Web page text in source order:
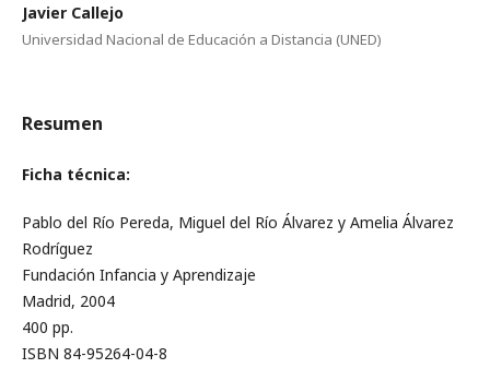
Javier Callejo
Universidad Nacional de Educación a Distancia (UNED)
Resumen
Ficha técnica:
Pablo del Río Pereda, Miguel del Río Álvarez y Amelia Álvarez
Rodríguez
Fundación Infancia y Aprendizaje
Madrid, 2004
400 pp.
ISBN 84-95264-04-8